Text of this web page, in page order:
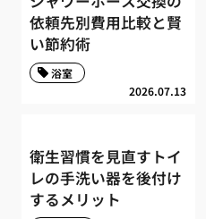
依頼先別費用比較と賢
い節約術
2026.07.13
浴室
衛生習慣を見直すトイ
レの手洗い器を後付け
するメリット